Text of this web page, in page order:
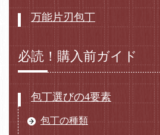
万能片刃包丁
必読！購入前ガイド
包丁選びの4要素
包丁の種類